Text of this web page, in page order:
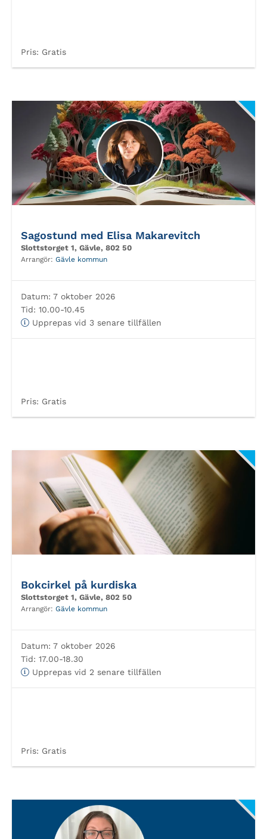
Pris: Gratis
Sagostund med Elisa Makarevitch
Slottstorget 1, Gävle, 802 50
Arrangör: Gävle kommun
Datum: 7 oktober 2026
Tid: 10.00-10.45
Upprepas vid 3 senare tillfällen
Pris: Gratis
Bokcirkel på kurdiska
Slottstorget 1, Gävle, 802 50
Arrangör: Gävle kommun
Datum: 7 oktober 2026
Tid: 17.00-18.30
Upprepas vid 2 senare tillfällen
Pris: Gratis